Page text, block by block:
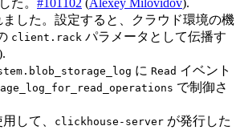
た。 #101102 (Alexey Milovidov).
した。設定すると、クラウド環境の機
client.rack パラメータとして伝播す
に Read イベント
で制御さ
して、 clickhouse-server が発行した